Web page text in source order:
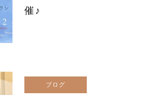
催♪
ブログ